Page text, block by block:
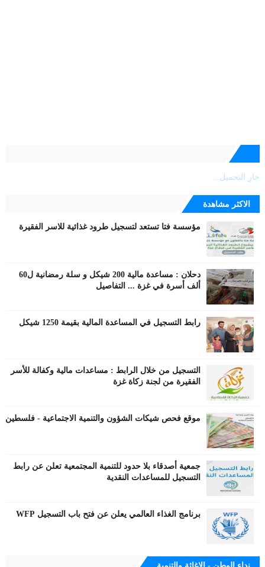
جارٍ التحميل...
الاكثر مشاهدة
مؤسسة فتا تستعد لتسجيل طرود غذائية للاسر الفقيرة
دحلان : مساعدة مالية 200 شيكل و سلة رمضانية ل60
ألف أسرة في غزة ... التفاصيل
رابط التسجيل في المساعدة المالية بقيمة 1250 شيكل
التسجيل من خلال الرابط : مساعدات مالية وكفالة للأسر
الفقيرة من لجنة زكاة غزة
موقع فحص شيكات الشؤون والتنمية الاجتماعية - فلسطين
جمعية أصدقاء بلا حدود للتنمية المجتمعية تعلن عن رابط
التسجيل للمساعدات النقدية
برنامج الغذاء العالمي يعلن عن فتح باب التسجيل WFP